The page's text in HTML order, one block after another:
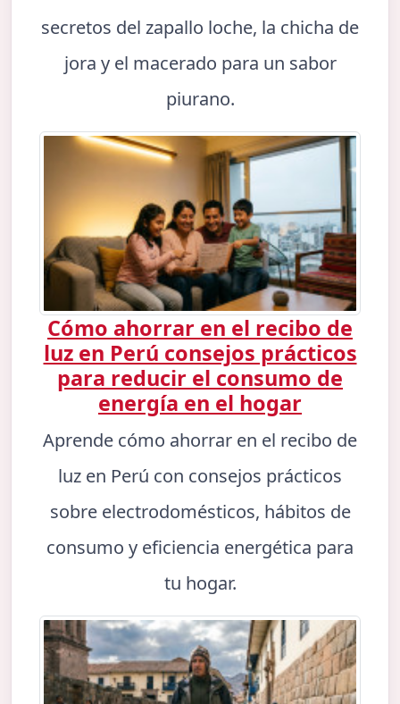
secretos del zapallo loche, la chicha de
jora y el macerado para un sabor
piurano.
Cómo ahorrar en el recibo de
luz en Perú consejos prácticos
para reducir el consumo de
energía en el hogar
Aprende cómo ahorrar en el recibo de
luz en Perú con consejos prácticos
sobre electrodomésticos, hábitos de
consumo y eficiencia energética para
tu hogar.